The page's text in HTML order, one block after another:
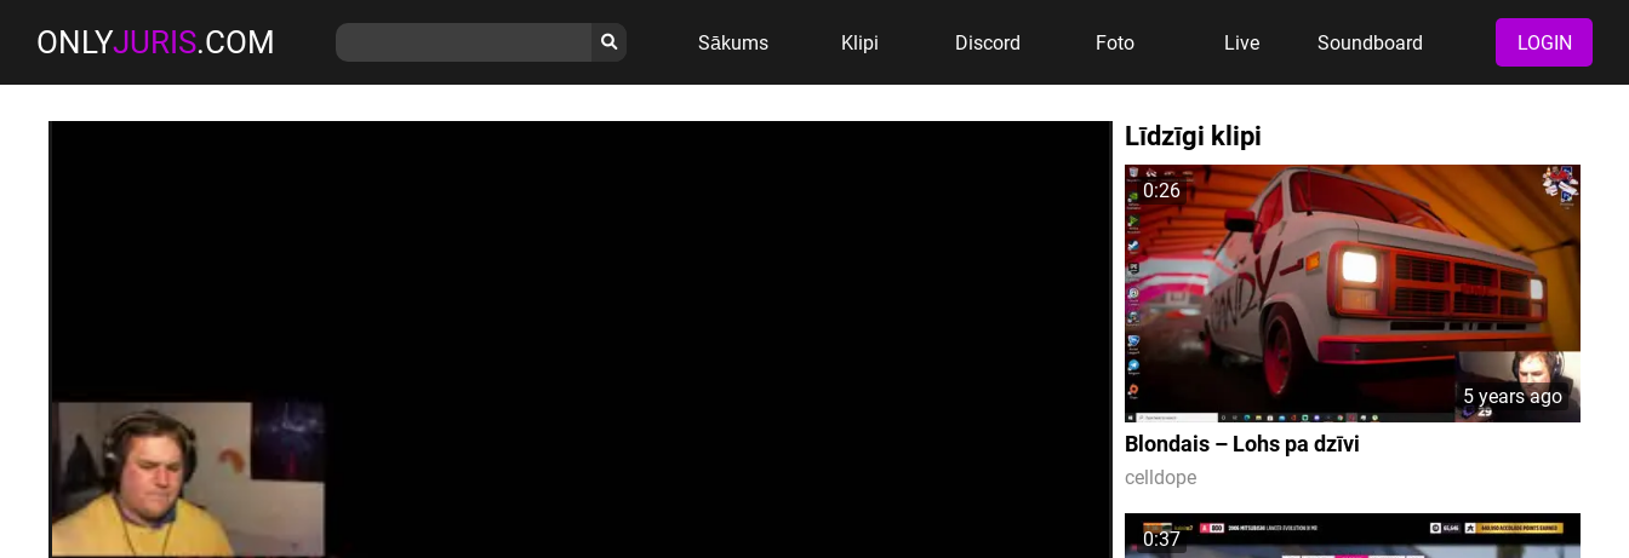
ONLYJURIS.COM Sākums Klipi Discord Foto Live Soundboard LOGIN
Līdzīgi klipi
0:26
5 years ago
Blondais – Lohs pa dzīvi
celldope
0:37